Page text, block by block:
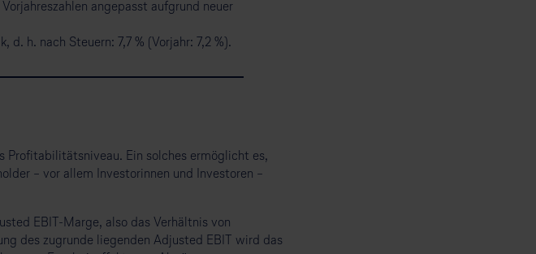
angepasst aufgrund neuer
d. h. nach Steuern: 7,7 % (Vorjahr: 7,2 %).
Profitabilitätsniveau. Ein solches ermöglicht es,
– vor allem Investorinnen und Investoren –
EBIT-Marge, also das Verhältnis von
des zugrunde liegenden Adjusted EBIT wird das